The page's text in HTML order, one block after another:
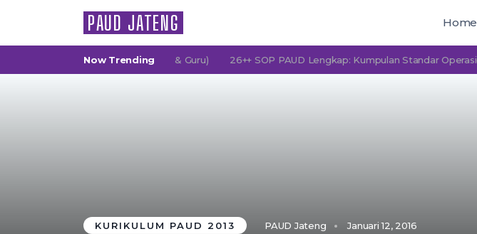
PAUD JATENG Home
Now Trending
Orang Tua Murid & Guru) 26++ SOP PAUD Lengkap: Kumpulan Standar Operasional
KURIKULUM PAUD 2013 PAUD Jateng Januari 12, 2016